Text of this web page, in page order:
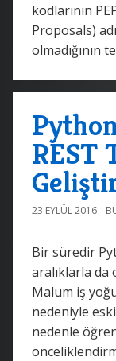
kodlarının
Proposals)
olmadığının
REST
23 EYLÜL 2016
Bir süredir
aralıklarla da
Malum iş
nedeniyle
nedenle